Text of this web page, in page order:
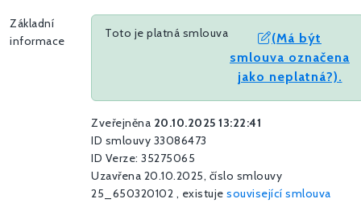
Základní
informace
Toto je platná smlouva
(Má být
smlouva označena
jako neplatná?).
Zveřejněna 20.10.2025 13:22:41
ID smlouvy 33086473
ID Verze: 35275065
Uzavřena 20.10.2025, číslo smlouvy
25_650320102 , existuje související smlouva